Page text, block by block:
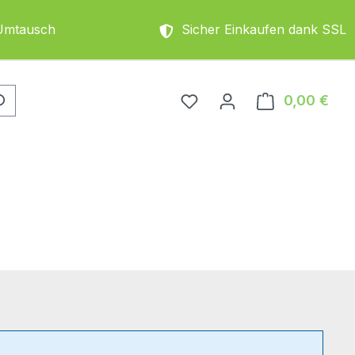
Sicher Einkaufen dank SSL
0,00 €